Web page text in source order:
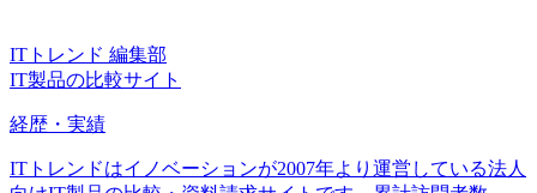
ITトレンド 編集部
IT製品の比較サイト
経歴・実績
ITトレンドはイノベーションが2007年より運営している法人